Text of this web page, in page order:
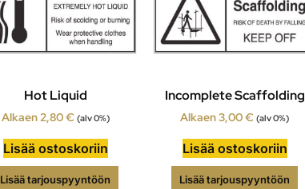
Hot Liquid
Alkaen2,80€ (alv 0%)
Lisää ostoskoriin
Lisää tarjouspyyntöön
Incomplete Scaffolding
Alkaen3,00€ (alv 0%)
Lisää ostoskoriin
Lisää tarjouspyyntöön